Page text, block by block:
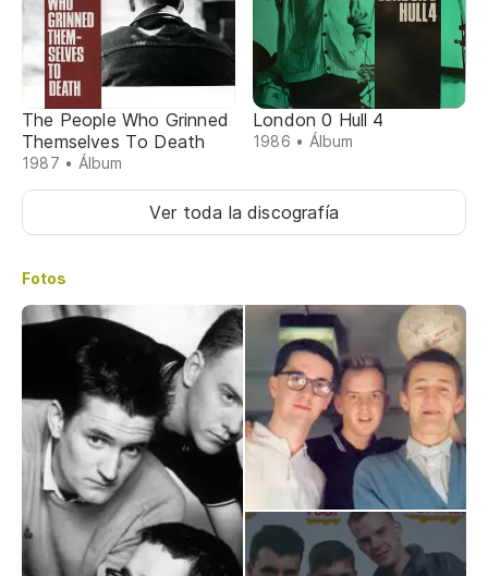
The People Who Grinned
Themselves To Death
1987 • Álbum
London 0 Hull 4
1986 • Álbum
Ver toda la discografía
Fotos